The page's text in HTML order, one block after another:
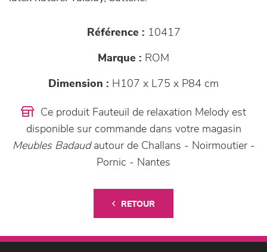
Référence : 10417
Marque : ROM
Dimension : H107 x L75 x P84 cm
Ce produit Fauteuil de relaxation Melody est
disponible sur commande dans votre magasin
Meubles Badaudautour de Challans - Noirmoutier -
Pornic - Nantes
RETOUR